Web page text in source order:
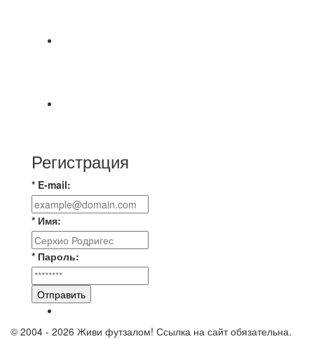
Регистрация
* E-mail:
* Имя:
* Пароль:
Отправить
© 2004 - 2026 Живи футзалом! Ссылка на сайт обязательна.